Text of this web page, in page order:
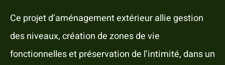
Ce projet d’aménagement extérieur allie gestion
des niveaux, création de zones de vie
fonctionnelles et préservation de l’intimité, dans un